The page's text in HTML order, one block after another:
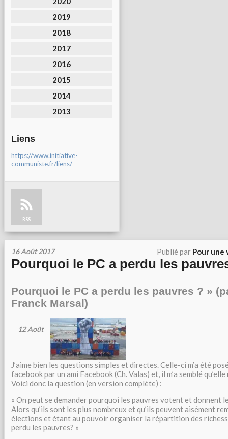
2019
2018
2017
2016
2015
2014
2013
Liens
https://www.initiative-
communiste.fr/liens/
RSS
16 Août 2017 Publié par Pour une
Pourquoi le PC a perdu les
Pourquoi le PC a perdu les pauvres ? »
Franck Marsal)
12Août
J’aime bien les questions simples et directes. Celle-ci m’a été
facebook par un ami Facebook (Ch. Valas) et, il m’a semblé
Voici donc la question (en version complète) :
« On peut se demander pourquoi les pauvres votent et donnent
Alors qu’ils sont les plus nombreux et qu’ils peuvent aisément
élections et étant au pouvoir organiser la répartition des
perdu les pauvres? »